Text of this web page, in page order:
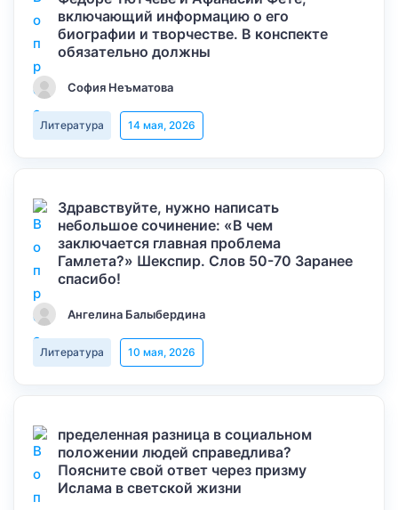
включающий информацию о его
биографии и творчестве. В конспекте
обязательно должны
София Неъматова
Литература 14 мая, 2026
Здравствуйте, нужно написать
небольшое сочинение: «В чем
заключается главная проблема
Гамлета?» Шекспир. Слов 50-70 Заранее
спасибо!
Ангелина Балыбердина
Литература 10 мая, 2026
пределенная разница в социальном
положении людей справедлива?
Поясните свой ответ через призму
Ислама в светской жизни